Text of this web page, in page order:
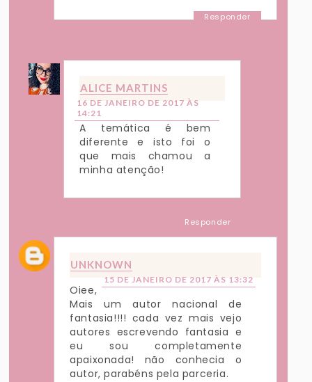
Responder
ALICE MARTINS
16 DE JANEIRO DE 2017 ÀS
14:21
A temática é bem
diferente e isto foi o
que mais chamou a
minha atenção!
Responder
UNKNOWN
15 DE JANEIRO DE 2017 ÀS 13:32
Oiee,
Mais um autor nacional de
fantasia!!!! cada vez mais vejo
autores escrevendo fantasia e
eu sou completamente
apaixonada! não conhecia o
autor, parabéns pela parceria.